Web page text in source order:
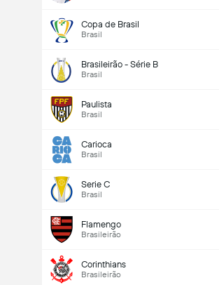
Copa de Brasil
Brasil
Brasileirão - Série B
Brasil
Paulista
Brasil
Carioca
Brasil
Serie C
Brasil
Flamengo
Brasileirão
Corinthians
Brasileirão